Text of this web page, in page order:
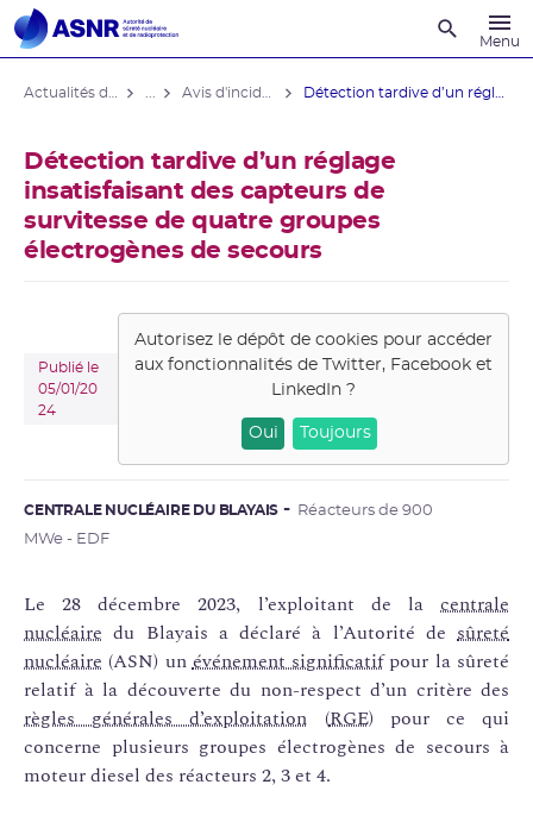
Menu
Détection tardive d’un réglage
insatisfaisant des capteurs de
survitesse de quatre groupes
électrogènes de secours
Publié le
05/01/20
24
Autorisez le dépôt de cookies pour accéder
aux fonctionnalités deTwitter, Facebook et
LinkedIn ?
Oui Toujours
CENTRALE NUCLÉAIRE DU BLAYAIS
Réacteurs de 900
MWe - EDF
Le 28 décembre 2023, l’exploitant de la centrale
nucléaire du Blayais a déclaré à l’Autorité de sûreté
nucléaire (ASN) unévénement significatifpour la sûreté
relatif à la découverte du non-respect d’un critère des
règles générales d’exploitation (RGE) pour ce qui
concerne plusieurs groupes électrogènes de secours à
moteur diesel des réacteurs 2, 3 et 4.